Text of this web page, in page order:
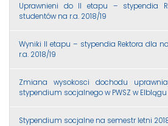
Uprawnieni do II etapu – stypendia
studentów na r.a. 2018/19
Wyniki II etapu – stypendia Rektora dla
r.a. 2018/19
Zmiana wysokosci dochodu
stypendium socjalnego w PWSZ w Elblągu
Stypendium socjalne na semestr letni